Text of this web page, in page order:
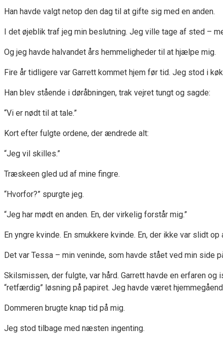
Han havde valgt netop den dag til at gifte sig med en anden.
I det øjeblik traf jeg min beslutning. Jeg ville tage af sted –
Og jeg havde halvandet års hemmeligheder til at hjælpe mig.
Fire år tidligere var Garrett kommet hjem før tid. Jeg stod i
Han blev stående i døråbningen, trak vejret tungt og sagde:
“Vi er nødt til at tale.”
Kort efter fulgte ordene, der ændrede alt:
“Jeg vil skilles.”
Træskeen gled ud af mine fingre.
“Hvorfor?” spurgte jeg.
“Jeg har mødt en anden. En, der virkelig forstår mig.”
En yngre kvinde. En smukkere kvinde. En, der ikke var slidt op
Det var Tessa – min veninde, som havde stået ved min side
Skilsmissen, der fulgte, var hård. Garrett havde en erfaren
“retfærdig” løsning på papiret. Jeg havde været
Dommeren brugte knap tid på mig.
Jeg stod tilbage med næsten ingenting.